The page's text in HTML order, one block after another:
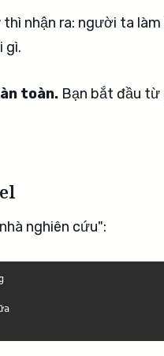
nhận ra: người ta
gì.
toàn. Bạn bắt đầu từ
nghiên cứu":